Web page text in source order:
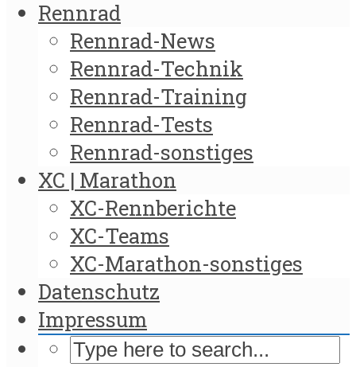
Rennrad
Rennrad-News
Rennrad-Technik
Rennrad-Training
Rennrad-Tests
Rennrad-sonstiges
XC | Marathon
XC-Rennberichte
XC-Teams
XC-Marathon-sonstiges
Datenschutz
Impressum